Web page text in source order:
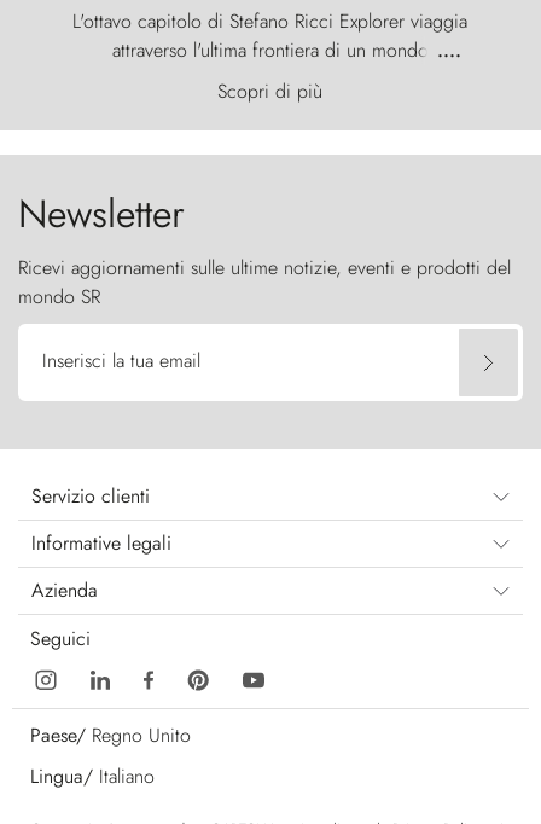
L'ottavo capitolo di Stefano Ricci Explorer viaggia
attraverso l'ultima frontiera di un mondo
primordiale, dove il vento scolpisce la natura con
furia ancestrale e le Torres del Paine sfidano il
cielo come sentinelle di pietra.
....
Scopri di più
Newsletter
Ricevi aggiornamenti sulle ultime notizie, eventi e prodotti del
mondo SR
Inserisci la tua email
Servizio clienti
Informative legali
Azienda
Seguici
Paese/ Regno Unito
Lingua/ Italiano